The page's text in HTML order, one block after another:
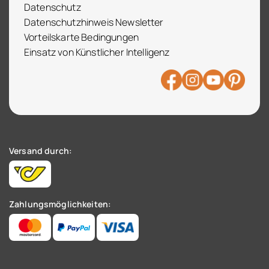
Datenschutz
Datenschutzhinweis Newsletter
Vorteilskarte Bedingungen
Einsatz von Künstlicher Intelligenz
Versand durch:
Zahlungsmöglichkeiten: